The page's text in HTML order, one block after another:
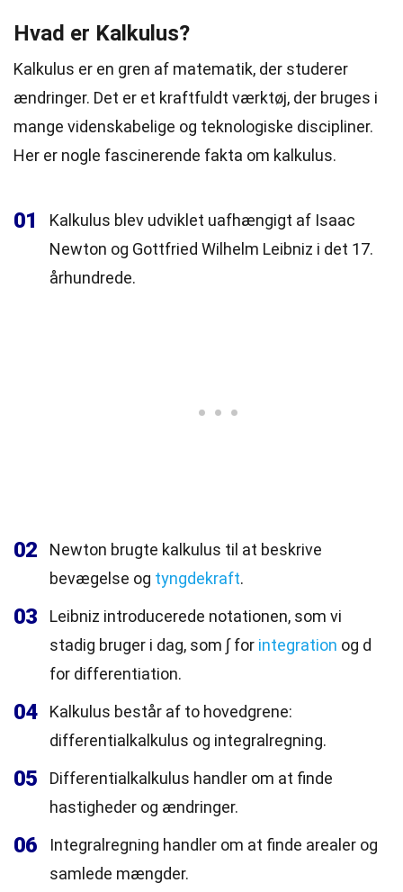
Hvad er Kalkulus?
Kalkulus er en gren af matematik, der studerer
ændringer. Det er et kraftfuldt værktøj, der bruges i
mange videnskabelige og teknologiske discipliner.
Her er nogle fascinerende fakta om kalkulus.
01
Kalkulus blev udviklet uafhængigt af Isaac
Newton og Gottfried Wilhelm Leibniz i det 17.
århundrede.
02
Newton brugte kalkulus til at beskrive
bevægelse og tyngdekraft.
03
Leibniz introducerede notationen, som vi
stadig bruger i dag, som ∫ for integration og d
for differentiation.
04
Kalkulus består af to hovedgrene:
differentialkalkulus og integralregning.
05
Differentialkalkulus handler om at finde
hastigheder og ændringer.
06
Integralregning handler om at finde arealer og
samlede mængder.